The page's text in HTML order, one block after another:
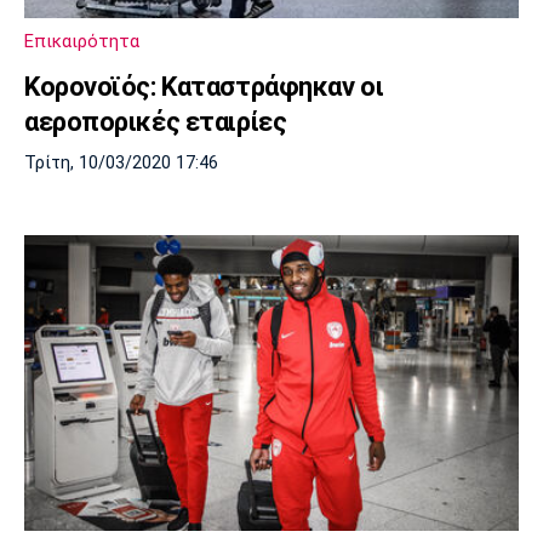
Λίβερπουλ
Μάντσεστερ
Γιουβέντους
Μπορούσια
Ντόρτμουντ
Παρί Σεν
Ζερμέν
Μαρσέιγ
Μονακό
Ερυθρός
Αστέρας
Τότεναμ
Επικαιρότητα
Κορονοϊός: Kαταστράφηκαν οι
αεροπορικές εταιρίες
Τρίτη, 10/03/2020 17:46